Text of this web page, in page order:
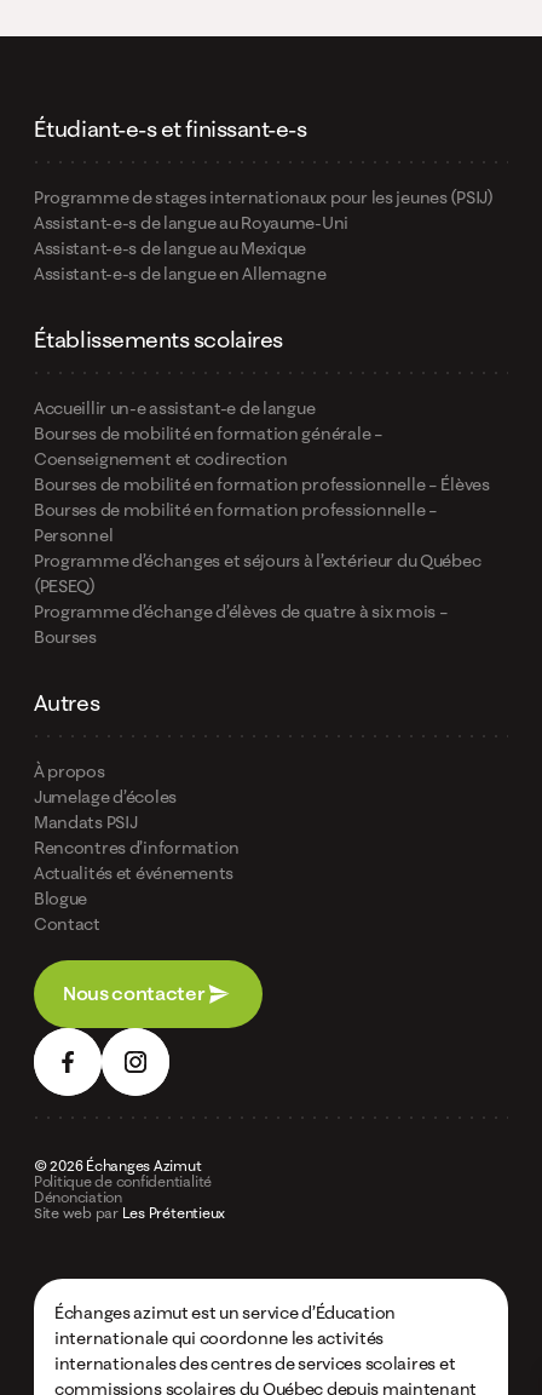
Étudiant-e-s et finissant-e-s
Programme de stages internationaux pour les jeunes (PSIJ)
Assistant-e-s de langue au Royaume-Uni
Assistant-e-s de langue au Mexique
Assistant-e-s de langue en Allemagne
Établissements scolaires
Accueillir un-e assistant-e de langue
Bourses de mobilité en formation générale –
Coenseignement et codirection
Bourses de mobilité en formation professionnelle – Élèves
Bourses de mobilité en formation professionnelle –
Personnel
Programme d’échanges et séjours à l’extérieur du Québec
(PESEQ)
Programme d’échange d’élèves de quatre à six mois –
Bourses
Autres
À propos
Jumelage d’écoles
Mandats PSIJ
Rencontres d’information
Actualités et événements
Blogue
Contact
Nous contacter
© 2026 Échanges Azimut
Politique de confidentialité
Dénonciation
Site web par Les Prétentieux
Échanges azimut est un service d’Éducation
internationale qui coordonne les activités
internationales des centres de services scolaires et
commissions scolaires du Québec depuis maintenant